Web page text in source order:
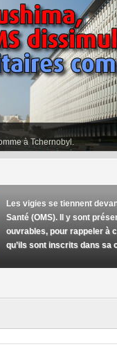
à Tchernobyl.
Les vigies se tiennent
Santé (OMS). Il y sont
ouvrables, pour rappeler à
qu’ils sont inscrits dans sa